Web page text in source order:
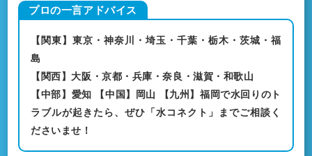
【関東】東京・神奈川・埼玉・千葉・栃木・茨城・福
島
【関西】大阪・京都・兵庫・奈良・滋賀・和歌山
【中部】愛知 【中国】岡山 【九州】福岡で水回りのト
ラブルが起きたら、ぜひ「水コネクト」までご相談く
ださいませ！